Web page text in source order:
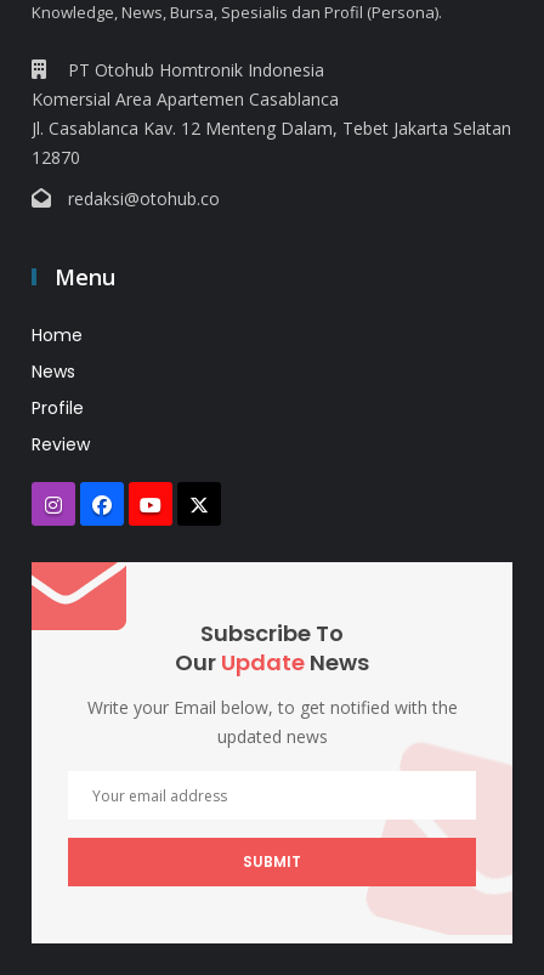
Knowledge, News, Bursa, Spesialis dan Profil (Persona).
PT Otohub Homtronik Indonesia
Komersial Area Apartemen Casablanca
Jl. Casablanca Kav. 12 Menteng Dalam, Tebet Jakarta Selatan
12870
redaksi@otohub.co
Menu
Home
News
Profile
Review
Subscribe To
Our Update News
Write your Email below, to get notified with the
updated news
SUBMIT